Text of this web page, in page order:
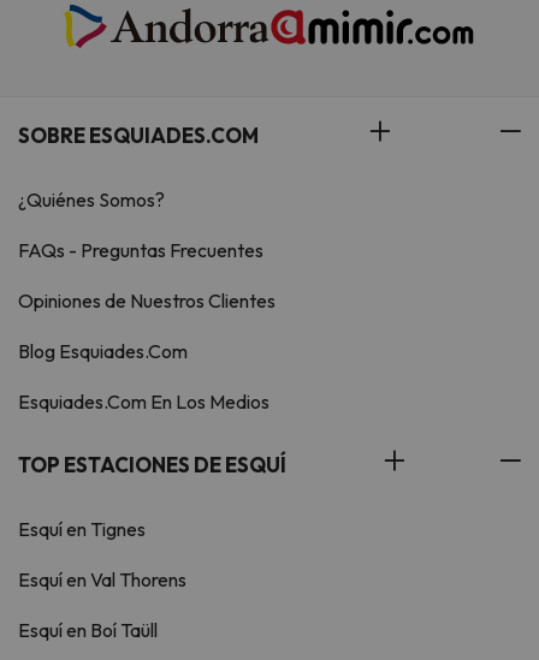
SOBRE ESQUIADES.COM
¿Quiénes Somos?
FAQs - Preguntas Frecuentes
Opiniones de Nuestros Clientes
Blog Esquiades.Com
Esquiades.Com En Los Medios
TOP ESTACIONES DE ESQUÍ
Esquí en Tignes
Esquí en Val Thorens
Esquí en Boí Taüll